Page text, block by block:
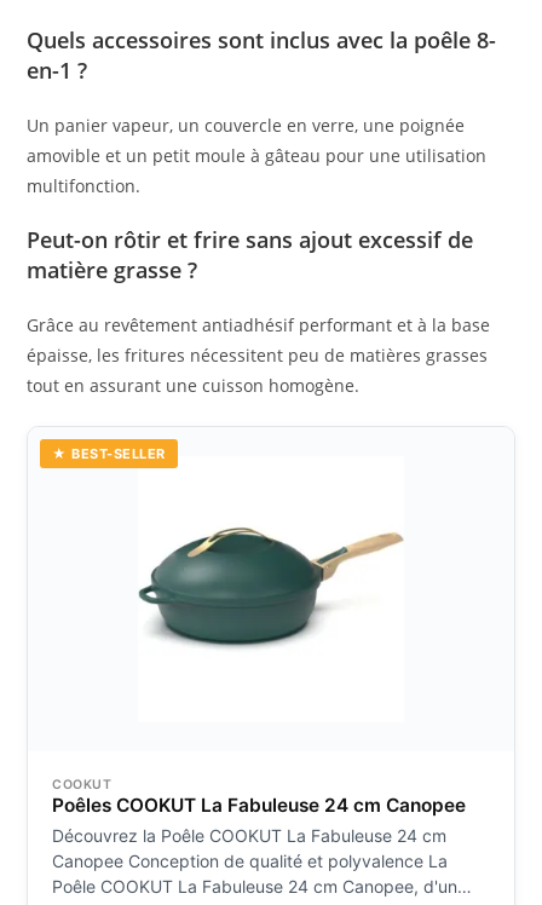
Quels accessoires sont inclus avec la poêle 8-
en-1 ?
Un panier vapeur, un couvercle en verre, une poignée
amovible et un petit moule à gâteau pour une utilisation
multifonction.
Peut-on rôtir et frire sans ajout excessif de
matière grasse ?
Grâce au revêtement antiadhésif performant et à la base
épaisse, les fritures nécessitent peu de matières grasses
tout en assurant une cuisson homogène.
★ BEST-SELLER
COOKUT
Poêles COOKUT La Fabuleuse 24 cm Canopee
Découvrez la Poêle COOKUT La Fabuleuse 24 cm
Canopee Conception de qualité et polyvalence La
Poêle COOKUT La Fabuleuse 24 cm Canopee, d'un